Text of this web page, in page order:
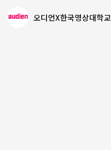
오디언X한국영상대학교